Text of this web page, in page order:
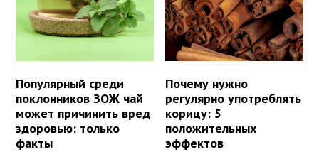
Популярный среди
поклонников ЗОЖ чай
может причинить вред
здоровью: только
факты
Почему нужно
регулярно употреблять
корицу: 5
положительных
эффектов